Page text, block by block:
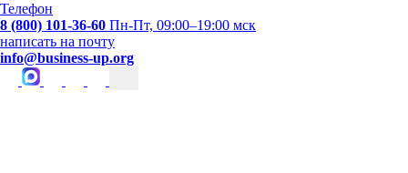
Телефон
8 (800) 101-36-60 Пн-Пт, 09:00–19:00 мск
написать на почту
info@business-up.org